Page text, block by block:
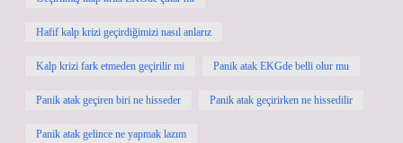
Hafif kalp krizi geçirdiğimizi nasıl anlarız
Kalp krizi fark etmeden geçirilir mi Panik atak EKGde belli olur mu
Panik atak geçiren biri ne hisseder Panik atak geçirirken ne hissedilir
Panik atak gelince ne yapmak lazım